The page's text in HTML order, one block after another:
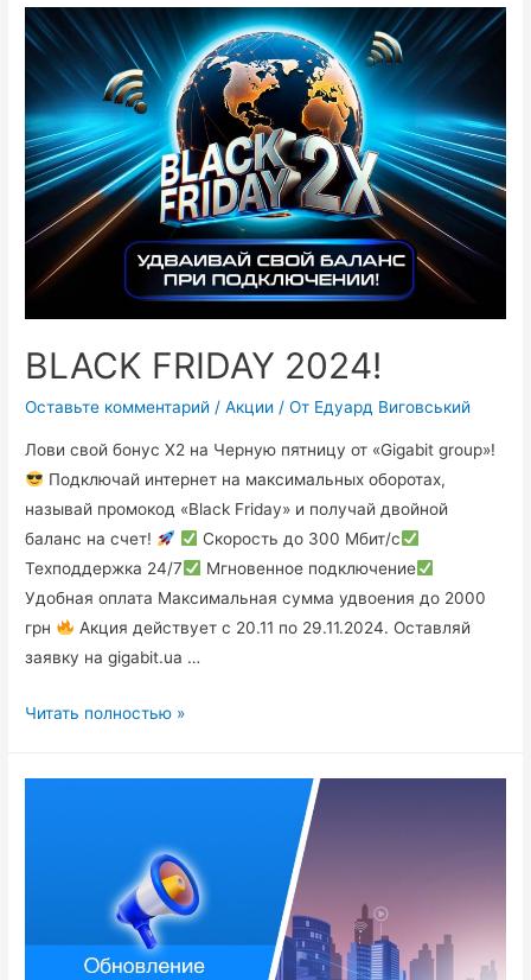
BLACK FRIDAY 2024!
Оставьте комментарий /Акции / От Едуард Виговський
Лови свой бонус X2 на Черную пятницу от «Gigabit group»!
Подключай интернет на максимальных оборотах,
называй промокод «Black Friday» и получай двойной
баланс на счет!
Скорость до 300 Мбит/с
Техподдержка 24/7
Мгновенное подключение
Удобная оплата Максимальная сумма удвоения до 2000
грн
Акция действует с 20.11 по 29.11.2024. Оставляй
заявку на gigabit.ua …
Читать полностью »